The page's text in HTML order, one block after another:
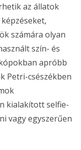
az állatok
számára olyan
szín- és
apróbb
Petri-csészékben
kialakított selfie-
vagy egyszerűen